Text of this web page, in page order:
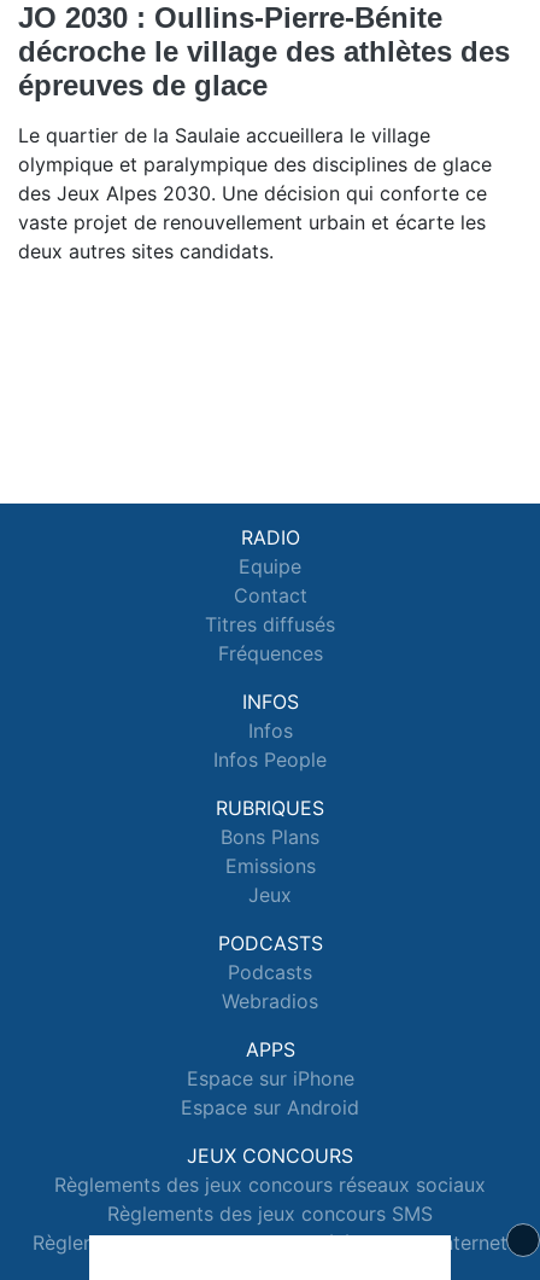
JO 2030 : Oullins-Pierre-Bénite
décroche le village des athlètes des
épreuves de glace
Le quartier de la Saulaie accueillera le village
olympique et paralympique des disciplines de glace
des Jeux Alpes 2030. Une décision qui conforte ce
vaste projet de renouvellement urbain et écarte les
deux autres sites candidats.
RADIO
Equipe
Contact
Titres diffusés
Fréquences
INFOS
Infos
Infos People
RUBRIQUES
Bons Plans
Emissions
Jeux
PODCASTS
Podcasts
Webradios
APPS
Espace sur iPhone
Espace sur Android
JEUX CONCOURS
Règlements des jeux concours réseaux sociaux
Règlements des jeux concours SMS
Règlements des jeux concours téléphone et internet